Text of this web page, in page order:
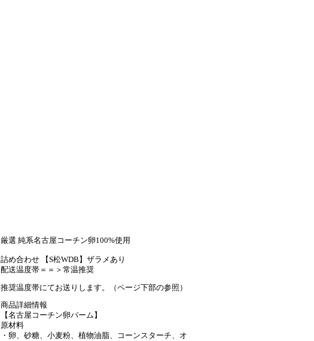
厳選 純系名古屋コーチン卵100%使用
詰め合わせ 【S松WDB】ザラメあり
配送温度帯＝＝＞常温推奨
推奨温度帯にてお送りします。（ページ下部の参照）
商品詳細情報
【名古屋コーチン卵バーム】
原材料
・卵、砂糖、小麦粉、植物油脂、コーンスターチ、オ